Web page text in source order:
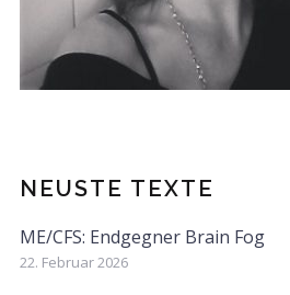
NEUSTE TEXTE
ME/CFS: Endgegner Brain Fog
22. Februar 2026